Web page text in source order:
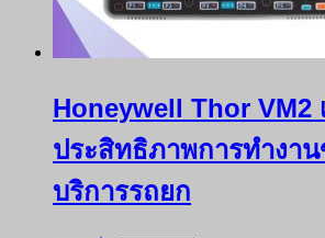
Honeywell Thor VM2
ประสิทธิภาพการทำงาน
บริการรถยก